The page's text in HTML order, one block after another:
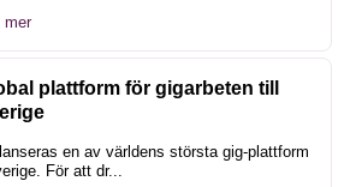
mer
plattform för gigarbeten till
en av världens största gig-plattform
För att dr...